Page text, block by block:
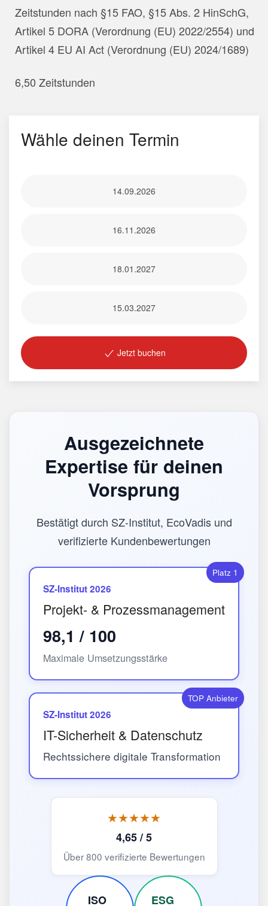
Zeitstunden nach §15 FAO, §15 Abs. 2 HinSchG,
Artikel 5 DORA (Verordnung (EU) 2022/2554) und
Artikel 4 EU AI Act (Verordnung (EU) 2024/1689)
6,50 Zeitstunden
Wähle deinen Termin
14.09.2026
16.11.2026
18.01.2027
15.03.2027
Jetzt buchen
Ausgezeichnete
Expertise für deinen
Vorsprung
Bestätigt durch SZ-Institut, EcoVadis und
verifizierte Kundenbewertungen
Platz 1
SZ-Institut 2026
Projekt- & Prozessmanagement
98,1 / 100
Maximale Umsetzungsstärke
TOP Anbieter
SZ-Institut 2026
IT-Sicherheit & Datenschutz
Rechtssichere digitale Transformation
★★★★★
4,65 / 5
Über 800 verifizierte Bewertungen
ISO ESG